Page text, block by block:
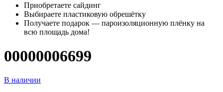
Приобретаете сайдинг
Выбираете пластиковую обрешётку
Получаете подарок — пароизоляционную плёнку на
всю площадь дома!
00000006699
В наличии